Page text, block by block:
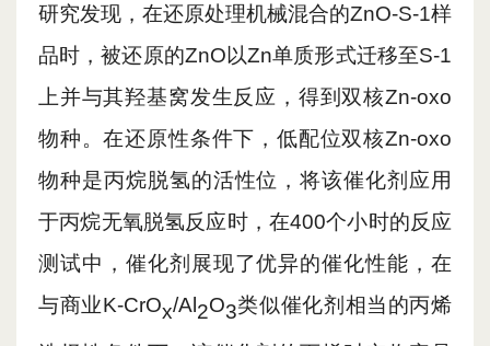
研究发现，在还原处理机械混合的ZnO-S-1样
品时，被还原的ZnO以Zn单质形式迁移至S-1
上并与其羟基窝发生反应，得到双核Zn-oxo
物种。在还原性条件下，低配位双核Zn-oxo
物种是丙烷脱氢的活性位，将该催化剂应用
于丙烷无氧脱氢反应时，在400个小时的反应
测试中，催化剂展现了优异的催化性能，在
与商业K-CrOx/Al2O3类似催化剂相当的丙烯